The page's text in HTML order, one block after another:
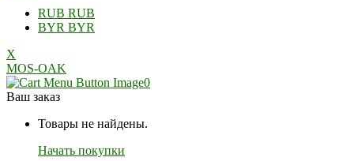
RUB RUB
BYR BYR
X
MOS-OAK
0
Ваш заказ
Товары не найдены.
Начать покупки